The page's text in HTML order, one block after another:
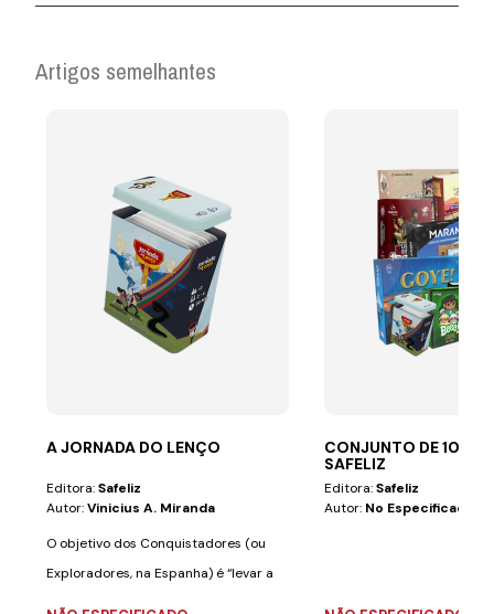
Artigos semelhantes
A JORNADA DO LENÇO
Editora:Safeliz
Autor:Vinicius A. Miranda
O objetivo dos Conquistadores (ou
Exploradores, na Espanha) é “levar a
CONJUNTO DE 10
SAFELIZ
Editora:Safeliz
Autor: No Especificado